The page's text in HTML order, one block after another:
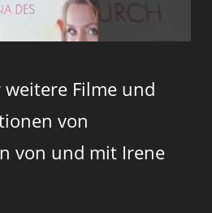
Filme und
von
von und mit Irene